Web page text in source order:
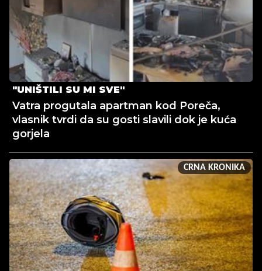
"UNIŠTILI SU MI SVE"
Vatra progutala apartman kod Poreča,
vlasnik tvrdi da su gosti slavili dok je kuća
gorjela
CRNA KRONIKA